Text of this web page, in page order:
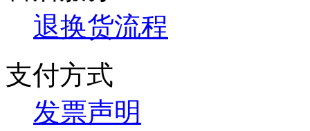
退换货流程
支付方式
发票声明